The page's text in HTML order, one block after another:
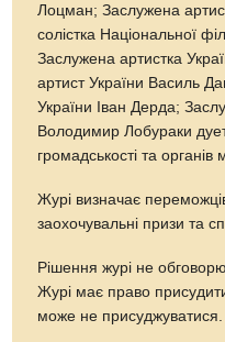
Лоцман; Заслужена
солістка Національної
Заслужена артистка
артист України Василь
України Іван Дерда;
Володимир Лобураки
громадськості та
Журі визначає
заохочувальні призи та
Рішення журі не
Журі має право
може не присуджуватися.